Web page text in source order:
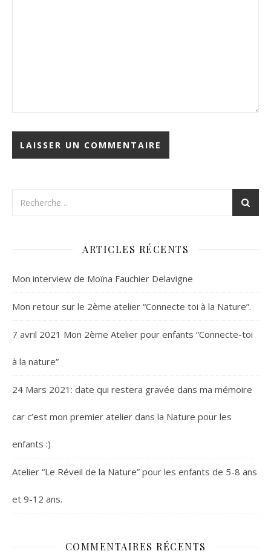
ARTICLES RÉCENTS
Mon interview de Moïna Fauchier Delavigne
Mon retour sur le 2ème atelier “Connecte toi à la Nature”.
7 avril 2021 Mon 2ème Atelier pour enfants “Connecte-toi
à la nature”
24 Mars 2021: date qui restera gravée dans ma mémoire
car c’est mon premier atelier dans la Nature pour les
enfants :)
Atelier “Le Réveil de la Nature” pour les enfants de 5-8 ans
et 9-12 ans.
COMMENTAIRES RÉCENTS